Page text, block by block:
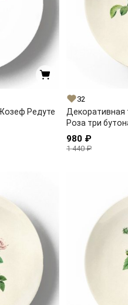
Редуте
32
Декоративная
Роза три
980 ₽
1 440 ₽